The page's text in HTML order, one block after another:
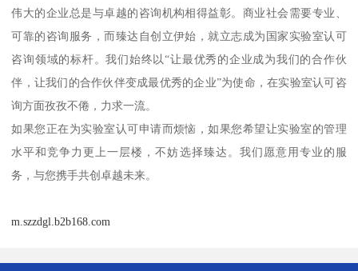
伟大的企业总是与卓越的咨询机构相得益彰。商业社会需要专业、
可靠的咨询服务，而臻达自创立伊始，就立志成为国家实验室认可
咨询领域的标杆。我们始终以“让最优秀的企业成为我们的合作伙
伴，让我们的合作伙伴变成最优秀的企业”为使命，在实验室认可咨
询方面孜孜不倦，力求一流。
如果您正在为实验室认可申请而烦恼，如果您希望让实验室的管理
水平和竞争力更上一层楼，不妨选择臻达。我们愿意用专业的服
务，与您携手共创卓越未来。
m.szzdgl.b2b168.com